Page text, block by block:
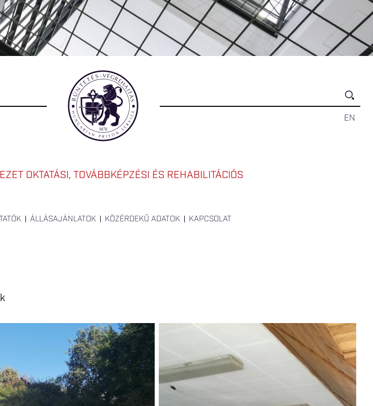
EN
OKTATÁSI, TOVÁBBKÉPZÉSI ÉS REHABILITÁCIÓS
ÁLLÁSAJÁNLATOK KÖZÉRDEKŰ ADATOK KAPCSOLAT